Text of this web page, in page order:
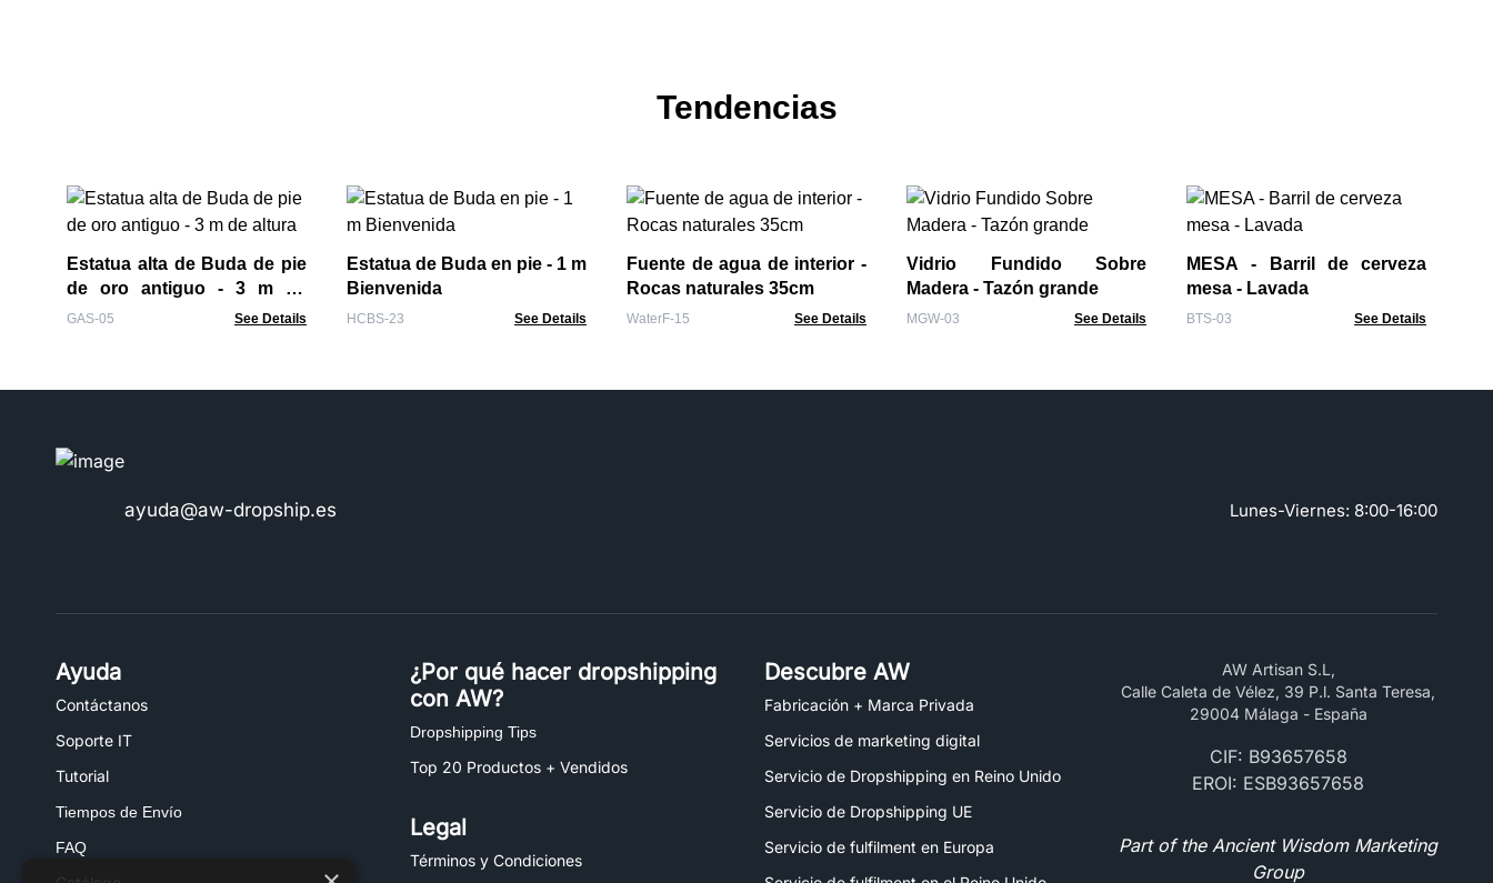
Tendencias
Estatua alta de Buda de pie
de oro antiguo - 3 m de
altura
GAS-05 See Details
Estatua de Buda en pie - 1 m
Bienvenida
HCBS-23 See Details
Fuente de agua de interior -
Rocas naturales 35cm
WaterF-15 See Details
Vidrio Fundido Sobre
Madera - Tazón grande
MGW-03 See Details
MESA - Barril de cerveza
mesa - Lavada
BTS-03 See Details
ayuda@aw-dropship.es Lunes-Viernes: 8:00-16:00
Ayuda
Contáctanos
Soporte IT
Tutorial
Tiempos de Envío
FAQ
¿Por qué hacer dropshipping
con AW?
Dropshipping Tips
Top 20 Productos + Vendidos
Legal
Términos y Condiciones
Descubre AW
Fabricación + Marca Privada
Servicios de marketing digital
Servicio de Dropshipping en Reino Unido
Servicio de Dropshipping UE
Servicio de fulfilment en Europa
AW Artisan S.L,
Calle Caleta de Vélez, 39 P.l. Santa Teresa,
29004 Málaga - España
CIF: B93657658
EROI: ESB93657658
Part of the Ancient Wisdom Marketing
Group